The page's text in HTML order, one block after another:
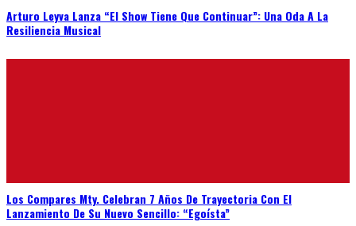
Arturo Leyva Lanza “El Show Tiene Que Continuar”: Una Oda A La
Resiliencia Musical
Los Compares Mty. Celebran 7 Años De Trayectoria Con El
Lanzamiento De Su Nuevo Sencillo: “Egoísta”